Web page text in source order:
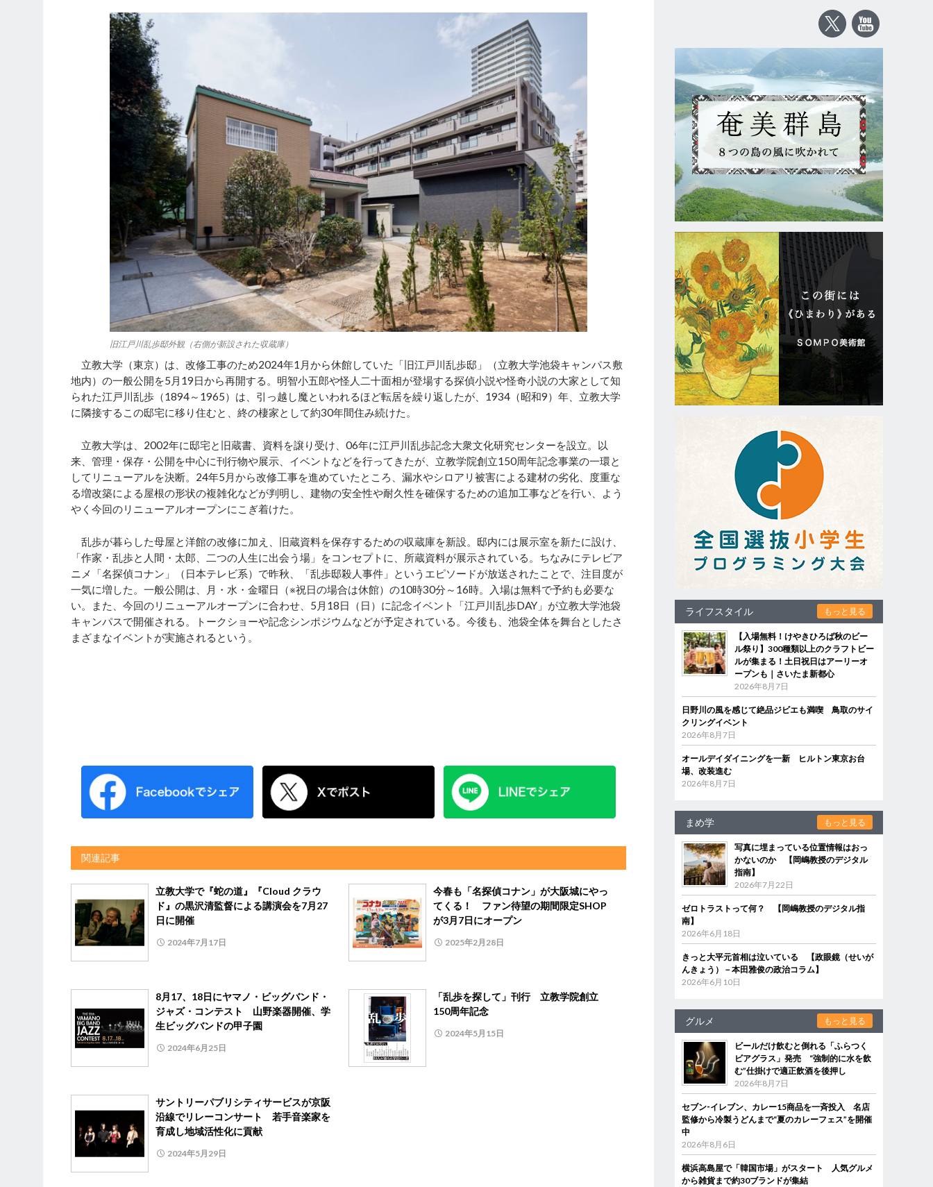
旧江戸川乱歩邸外観（右側が新設された収蔵庫）
立教大学（東京）は、改修工事のため2024年1月から休館していた「旧江戸川乱歩邸」（立教大学池袋キャンパス敷
地内）の一般公開を5月19日から再開する。明智小五郎や怪人二十面相が登場する探偵小説や怪奇小説の大家として知
られた江戸川乱歩（1894～1965）は、引っ越し魔といわれるほど転居を繰り返したが、1934（昭和9）年、立教大学
に隣接するこの邸宅に移り住むと、終の棲家として約30年間住み続けた。
立教大学は、2002年に邸宅と旧蔵書、資料を譲り受け、06年に江戸川乱歩記念大衆文化研究センターを設立。以
来、管理・保存・公開を中心に刊行物や展示、イベントなどを行ってきたが、立教学院創立150周年記念事業の一環と
してリニューアルを決断。24年5月から改修工事を進めていたところ、漏水やシロアリ被害による建材の劣化、度重な
る増改築による屋根の形状の複雑化などが判明し、建物の安全性や耐久性を確保するための追加工事などを行い、よう
やく今回のリニューアルオープンにこぎ着けた。
乱歩が暮らした母屋と洋館の改修に加え、旧蔵資料を保存するための収蔵庫を新設。邸内には展示室を新たに設け、
「作家・乱歩と人間・太郎、二つの人生に出会う場」をコンセプトに、所蔵資料が展示されている。ちなみにテレビア
ニメ「名探偵コナン」（日本テレビ系）で昨秋、「乱歩邸殺人事件」というエピソードが放送されたことで、注目度が
一気に増した。一般公開は、月・水・金曜日（※祝日の場合は休館）の10時30分～16時。入場は無料で予約も必要な
い。また、今回のリニューアルオープンに合わせ、5月18日（日）に記念イベント「江戸川乱歩DAY」が立教大学池袋
キャンパスで開催される。トークショーや記念シンポジウムなどが予定されている。今後も、池袋全体を舞台としたさ
まざまなイベントが実施されるという。
関連記事
立教大学で『蛇の道』『Cloud クラウ
ド』の黒沢清監督による講演会を7月27
日に開催
2024年7月17日
今春も「名探偵コナン」が大阪城にやっ
てくる！ ファン待望の期間限定SHOP
が3月7日にオープン
2025年2月28日
8月17、18日にヤマノ・ビッグバンド・
ジャズ・コンテスト 山野楽器開催、学
生ビッグバンドの甲子園
2024年6月25日
「乱歩を探して」刊行 立教学院創立
150周年記念
2024年5月15日
サントリーパブリシティサービスが京阪
沿線でリレーコンサート 若手音楽家を
育成し地域活性化に貢献
2024年5月29日
ライフスタイル もっと見る
【入場無料！けやきひろば秋のビー
ル祭り】300種類以上のクラフトビー
ルが集まる！土日祝日はアーリーオ
ープンも｜さいたま新都心
2026年8月7日
日野川の風を感じて絶品ジビエも満喫 鳥取のサイ
クリングイベント
2026年8月7日
オールデイダイニングを一新 ヒルトン東京お台
場、改装進む
2026年8月7日
まめ学 もっと見る
写真に埋まっている位置情報はおっ
かないのか 【岡嶋教授のデジタル
指南】
2026年7月22日
ゼロトラストって何？ 【岡嶋教授のデジタル指
南】
2026年6月18日
きっと大平元首相は泣いている 【政眼鏡（せいが
んきょう）－本田雅俊の政治コラム】
2026年6月10日
グルメ もっと見る
ビールだけ飲むと倒れる「ふらつく
ビアグラス」発売 “強制的に水を飲
む”仕掛けで適正飲酒を後押し
2026年8月7日
セブン‐イレブン、カレー15商品を一斉投入 名店
監修から冷製うどんまで“夏のカレーフェス”を開催
中
2026年8月6日
横浜高島屋で「韓国市場」がスタート 人気グルメ
から雑貨まで約30ブランドが集結